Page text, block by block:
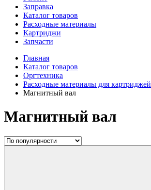
Заправка
Каталог товаров
Расходные материалы
Картриджи
Запчасти
Главная
Каталог товаров
Оргтехника
Расходные материалы для картриджей
Магнитный вал
Магнитный вал